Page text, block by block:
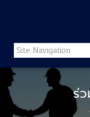
ร่